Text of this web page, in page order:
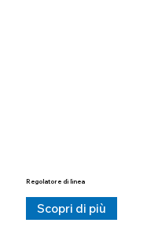
Regolatore di linea
Scopri di più